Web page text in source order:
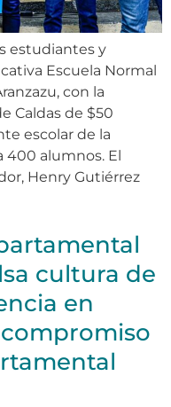
estudiantes y
Escuela Normal
con la
Caldas de $50
escolar de la
400 alumnos. El
Henry Gutiérrez
cultura de
en